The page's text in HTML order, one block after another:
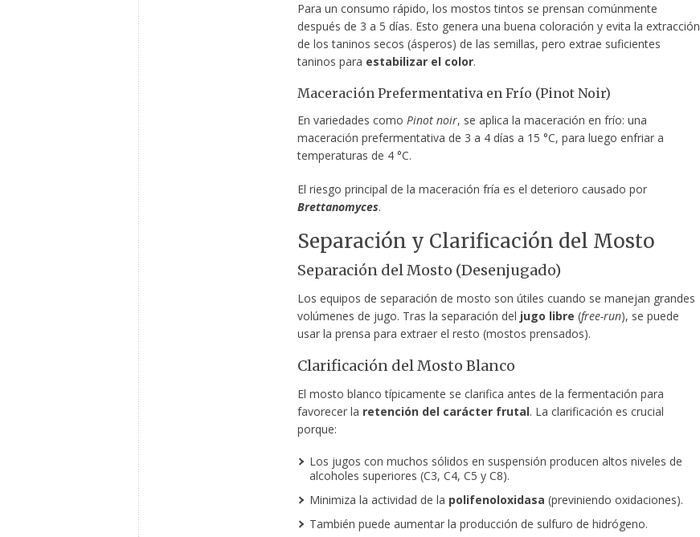
Para un consumo rápido, los mostos tintos se prensan comúnmente
después de 3 a 5 días. Esto genera una buena coloración y evita la extracción
de los taninos secos (ásperos) de las semillas, pero extrae suficientes
taninos para estabilizar el color.
Maceración Prefermentativa en Frío (Pinot Noir)
En variedades como Pinot noir, se aplica la maceración en frío: una
maceración prefermentativa de 3 a 4 días a 15 °C, para luego enfriar a
temperaturas de 4 °C.
El riesgo principal de la maceración fría es el deterioro causado por
Brettanomyces.
Separación y Clarificación del Mosto
Separación del Mosto (Desenjugado)
Los equipos de separación de mosto son útiles cuando se manejan grandes
volúmenes de jugo. Tras la separación del jugo libre (free-run), se puede
usar la prensa para extraer el resto (mostos prensados).
Clarificación del Mosto Blanco
El mosto blanco típicamente se clarifica antes de la fermentación para
favorecer la retención del carácter frutal. La clarificación es crucial
porque:
Los jugos con muchos sólidos en suspensión producen altos niveles de
alcoholes superiores (C3, C4, C5 y C8).
Minimiza la actividad de la polifenoloxidasa (previniendo oxidaciones).
También puede aumentar la producción de sulfuro de hidrógeno.